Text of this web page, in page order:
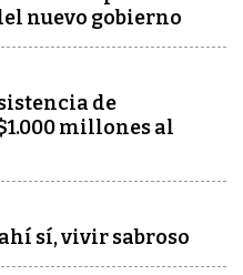
nuevo gobierno
de
millones al
sí, vivir sabroso